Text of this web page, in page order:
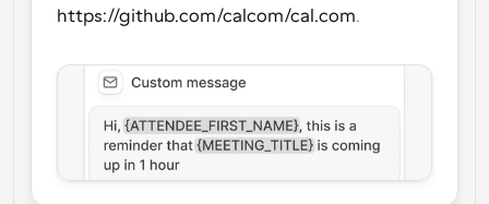
https://github.com/calcom/cal.com.